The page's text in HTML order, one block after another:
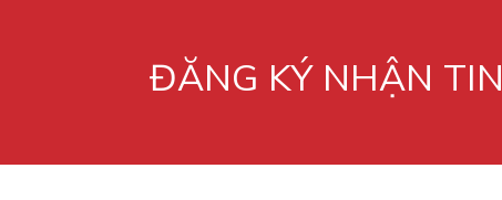
ĐĂNG KÝ NHẬN TIN